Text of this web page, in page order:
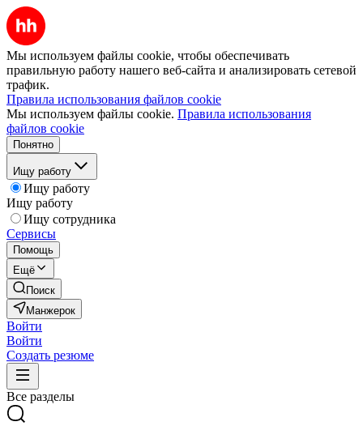
Мы используем файлы cookie, чтобы обеспечивать
правильную работу нашего веб-сайта и анализировать сетевой
трафик.
Правила использования файлов cookie
Мы используем файлы cookie. Правила использования
файлов cookie
Понятно
Ищу работу
Ищу работу
Ищу работу
Ищу сотрудника
Сервисы
Помощь
Ещё
Поиск
Манжерок
Войти
Войти
Создать резюме
Все разделы